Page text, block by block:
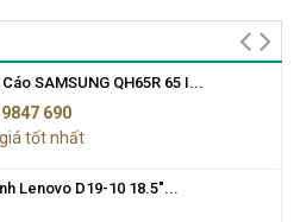
SAMSUNG QH65R 65 I...
690
tốt nhất
Lenovo D19-10 18.5"...